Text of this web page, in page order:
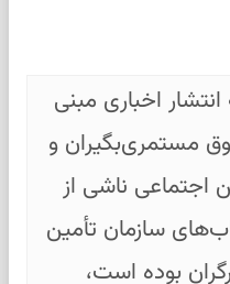
اخباری مبنی
مستمری‌بگیران و
اجتماعی ناشی از
سازمان تأمین
بوده است،